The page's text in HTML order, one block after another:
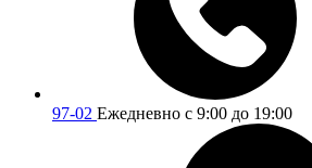
97-02 Ежедневно с 9:00 до 19:00